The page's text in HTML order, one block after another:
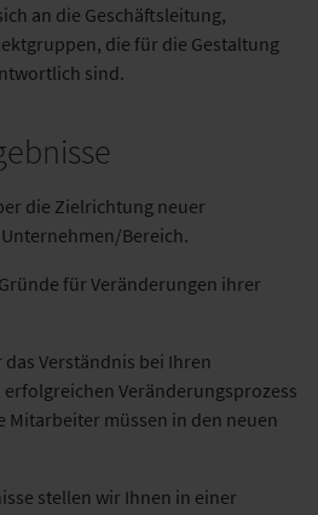
an die Geschäftsleitung,
die für die Gestaltung
sind.
die Zielrichtung neuer
Bereich.
für Veränderungen ihrer
Verständnis bei Ihren
Veränderungsprozess
Mitarbeiter müssen in den neuen
stellen wir Ihnen in einer